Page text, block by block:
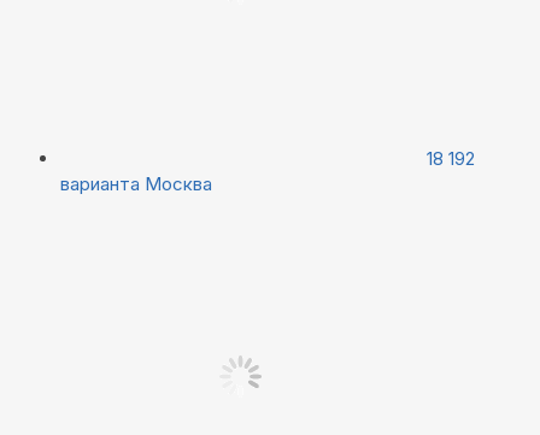
18 192
варианта Москва